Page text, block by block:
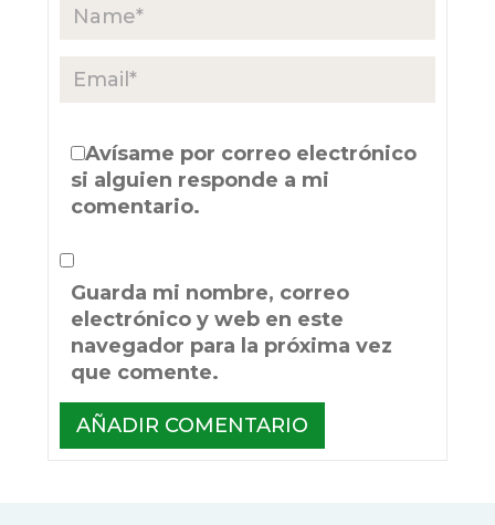
Avísame por correo electrónico
si alguien responde a mi
comentario.
Guarda mi nombre, correo
electrónico y web en este
navegador para la próxima vez
que comente.